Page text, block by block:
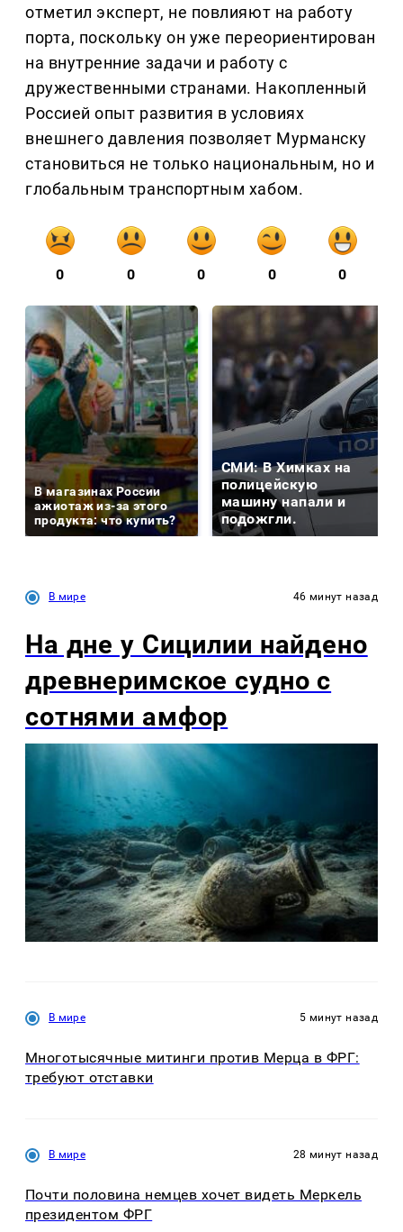
отметил эксперт, не повлияют на работу
порта, поскольку он уже переориентирован
на внутренние задачи и работу с
дружественными странами. Накопленный
Россией опыт развития в условиях
внешнего давления позволяет Мурманску
становиться не только национальным, но и
глобальным транспортным хабом.
0 0 0 0 0
В магазинах России
ажиотаж из-за этого
продукта: что купить?
СМИ: В Химках на
полицейскую
машину напали и
подожгли.
В мире 46 минут назад
На дне у Сицилии найдено
древнеримское судно с
сотнями амфор
В мире 5 минут назад
Многотысячные митинги против Мерца в ФРГ:
требуют отставки
В мире 28 минут назад
Почти половина немцев хочет видеть Меркель
президентом ФРГ